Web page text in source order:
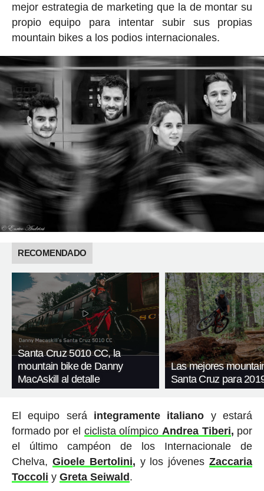
mejor estrategia de marketing que la de montar su
propio equipo para intentar subir sus propias
mountain bikes a los podios internacionales.
RECOMENDADO
Santa Cruz 5010 CC, la
mountain bike de Danny
MacAskill al detalle
Las mejores
Santa Cruz para
El equipo será integramente italiano y estará
formado por el ciclista olímpico Andrea Tiberi, por
el último campéon de los Internacionale de
Chelva, Gioele Bertolini, y los jóvenesZaccaria
Toccoli y Greta Seiwald .